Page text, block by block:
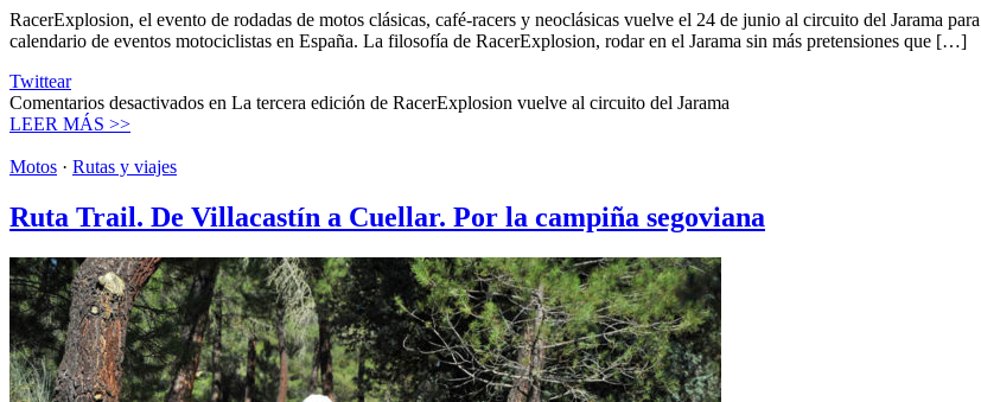
RacerExplosion, el evento de rodadas de motos clásicas, café-racers y neoclásicas vuelve el 24 de junio al circuito del Jarama
calendario de eventos motociclistas en España. La filosofía de RacerExplosion, rodar en el Jarama sin más pretensiones que […]
Twittear
Comentarios desactivados en La tercera edición de RacerExplosion vuelve al circuito del Jarama
LEER MÁS >>
Motos · Rutas y viajes
Ruta Trail. De Villacastín a Cuellar. Por la campiña segoviana